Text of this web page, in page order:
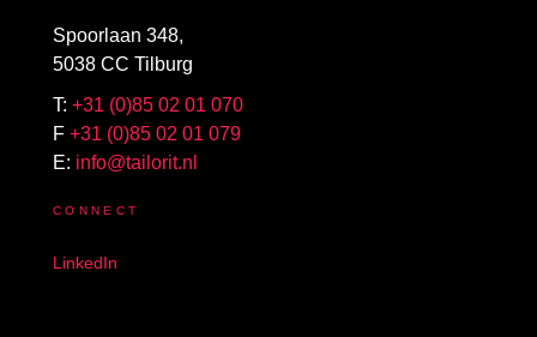
Spoorlaan 348,
5038 CC Tilburg
T: +31 (0)85 02 01 070
F +31 (0)85 02 01 079
E: info@tailorit.nl
CONNECT
LinkedIn